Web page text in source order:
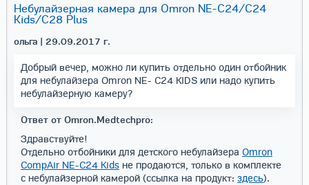
Небулайзерная камера для Omron NE-C24/C24
Kids/C28 Plus
ольга| 29.09.2017 г.
Добрый вечер, можно ли купить отдельно один отбойник
для небулайзера Omron NE- С24 KIDS или надо купить
небулайзерную камеру?
Ответ от Omron.Medtechpro:
Здравствуйте!
Отдельно отбойники для детского небулайзера Omron
CompAir NE-C24 Kidsне продаются, только в комплекте
с небулайзерной камерой (ссылка на продукт: здесь).